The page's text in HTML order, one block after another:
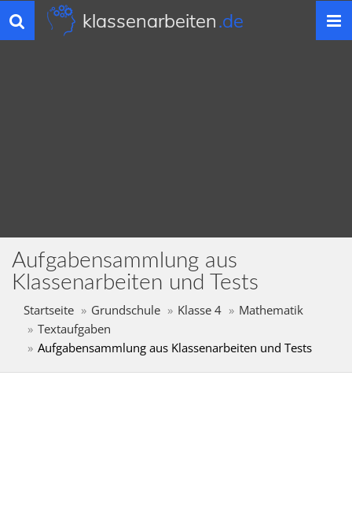
Toggle
navigation
klassenarbeiten.de
Aufgabensammlung aus
Klassenarbeiten und Tests
Startseite Grundschule Klasse 4
Mathematik
Textaufgaben
Aufgabensammlung aus Klassenarbeiten und Tests